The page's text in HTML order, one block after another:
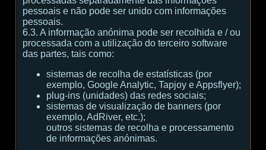
pessoais e não pode ser unido com informações
pessoais.
6.3. A informação anónima pode ser recolhida e / ou
processada com a utilização do terceiro software
das partes, tais como:
sistemas de recolha de estatísticas (por
exemplo, Google Analytic, Tapjoy e Appsflyer);
plug-ins (unidades) das redes sociais;
sistemas de visualização de banners (por
exemplo, AdRiver, etc.);
outros sistemas de recolha e processamento
de informações anónimas.